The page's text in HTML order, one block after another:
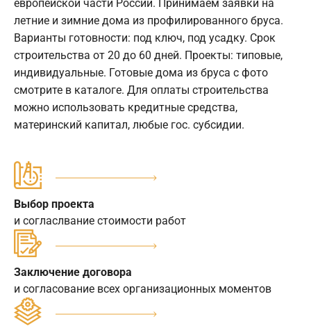
европейской части России. Принимаем заявки на
летние и зимние дома из профилированного бруса.
Варианты готовности: под ключ, под усадку. Срок
строительства от 20 до 60 дней. Проекты: типовые,
индивидуальные. Готовые дома из бруса с фото
смотрите в каталоге. Для оплаты строительства
можно использовать кредитные средства,
материнский капитал, любые гос. субсидии.
Выбор проекта
и согласлвание стоимости работ
Заключение договора
и согласование всех организационных моментов